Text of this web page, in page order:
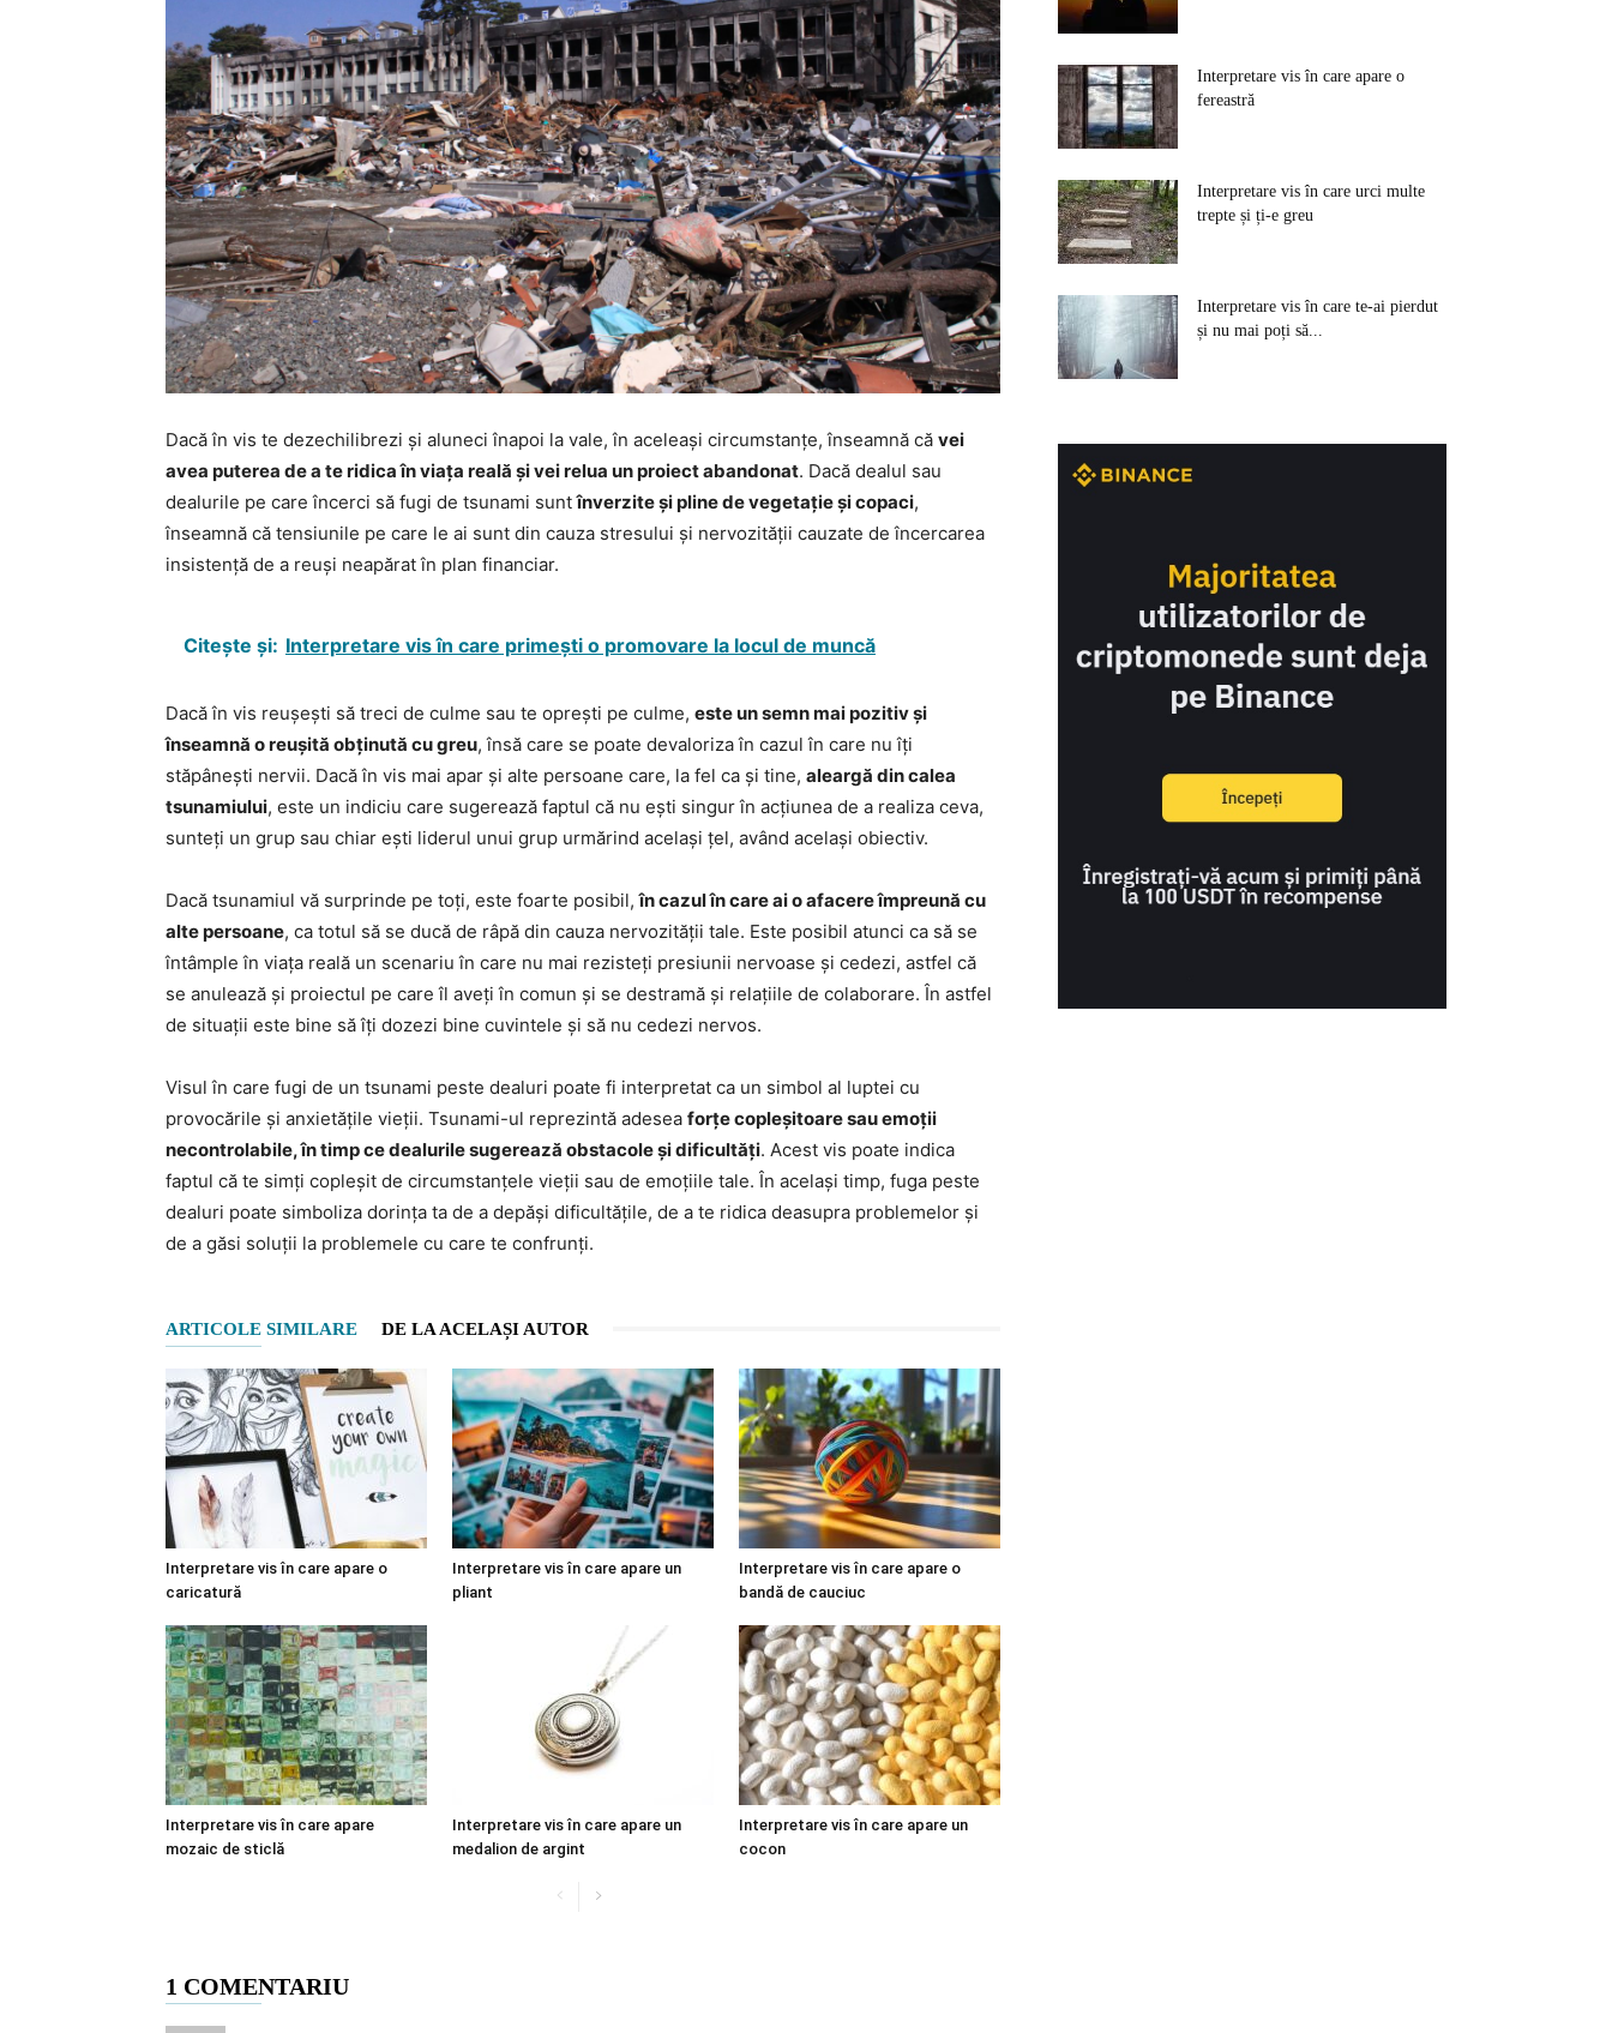
Dacă în vis te dezechilibrezi și aluneci înapoi la vale, în aceleași circumstanțe, înseamnă că vei
avea puterea de a te ridica în viața reală și vei relua un proiect abandonat. Dacă dealul sau
dealurile pe care încerci să fugi de tsunami suntînverzite și pline de vegetație și copaci,
înseamnă că tensiunile pe care le ai sunt din cauza stresului și nervozității cauzate de încercarea
insistență de a reuși neapărat în plan financiar.
Citește și: Interpretare vis în care primești o promovare la locul de muncă
Dacă în vis reușești să treci de culme sau te oprești pe culme, este un semn mai pozitiv și
înseamnă o reușită obținută cu greu, însă care se poate devaloriza în cazul în care nu îți
stăpânești nervii. Dacă în vis mai apar și alte persoane care, la fel ca și tine, aleargă din calea
tsunamiului, este un indiciu care sugerează faptul că nu ești singur în acțiunea de a realiza ceva,
sunteți un grup sau chiar ești liderul unui grup urmărind același țel, având același obiectiv.
Dacă tsunamiul vă surprinde pe toți, este foarte posibil,în cazul în care ai o afacere împreună cu
alte persoane, ca totul să se ducă de râpă din cauza nervozității tale. Este posibil atunci ca să se
întâmple în viața reală un scenariu în care nu mai rezisteți presiunii nervoase și cedezi, astfel că
se anulează și proiectul pe care îl aveți în comun și se destramă și relațiile de colaborare. În astfel
de situații este bine să îți dozezi bine cuvintele și să nu cedezi nervos.
Visul în care fugi de un tsunami peste dealuri poate fi interpretat ca un simbol al luptei cu
provocările și anxietățile vieții. Tsunami-ul reprezintă adesea forțe copleșitoare sau emoții
necontrolabile, în timp ce dealurile sugerează obstacole și dificultăți. Acest vis poate indica
faptul că te simți copleșit de circumstanțele vieții sau de emoțiile tale. În același timp, fuga peste
dealuri poate simboliza dorința ta de a depăși dificultățile, de a te ridica deasupra problemelor și
de a găsi soluții la problemele cu care te confrunți.
ARTICOLE SIMILARE DE LA ACELAȘI AUTOR
Interpretare vis în care apare o
caricatură
Interpretare vis în care apare un
pliant
Interpretare vis în care apare o
bandă de cauciuc
Interpretare vis în care apare
mozaic de sticlă
Interpretare vis în care apare un
medalion de argint
Interpretare vis în care apare un
cocon
1 COMENTARIU
Interpretare vis în care apare o
fereastră
Interpretare vis în care urci multe
trepte și ți-e greu
Interpretare vis în care te-ai pierdut
și nu mai poți să...